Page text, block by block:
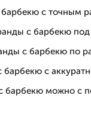
с точным
с барбекю
с барбекю по
с
с барбекю можно с